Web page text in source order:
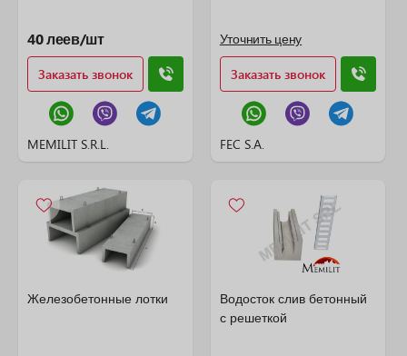
40 леев/шт
Заказать звонок
MEMILIT S.R.L.
Уточнить цену
Заказать звонок
FEC S.A.
Железобетонные лотки
Водосток слив бетонный
с решеткой